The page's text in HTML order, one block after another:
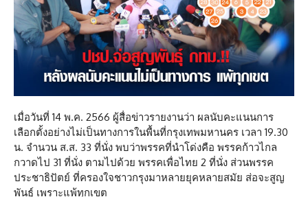
เมื่อวันที่ 14 พ.ค. 2566 ผู้สื่อข่าวรายงานว่า ผลนับคะแนนการ
เลือกตั้งอย่างไม่เป็นทางการในพื้นที่กรุงเทพมหานคร เวลา 19.30
น. จำนวน ส.ส. 33 ที่นั่ง พบว่าพรรคที่นำโด่งคือ พรรคก้าวไกล
กวาดไป 31 ที่นั่ง ตามไปด้วย พรรคเพื่อไทย 2 ที่นั่ง ส่วนพรรค
ประชาธิปัตย์ ที่ครองใจชาวกรุงมาหลายยุคหลายสมัย ส่อจะสูญ
พันธุ์ เพราะแพ้ทุกเขต